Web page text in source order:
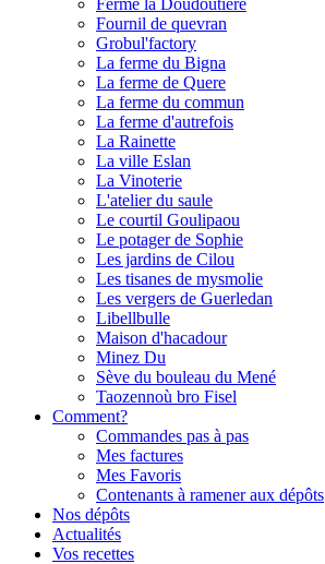
Ferme la Doudoutière
Fournil de quevran
Grobul'factory
La ferme du Bigna
La ferme de Quere
La ferme du commun
La ferme d'autrefois
La Rainette
La ville Eslan
La Vinoterie
L'atelier du saule
Le courtil Goulipaou
Le potager de Sophie
Les jardins de Cilou
Les tisanes de mysmolie
Les vergers de Guerledan
Libellbulle
Maison d'hacadour
Minez Du
Sève du bouleau du Mené
Taozennoù bro Fisel
Comment?
Commandes pas à pas
Mes factures
Mes Favoris
Contenants à ramener aux dépôts
Nos dépôts
Actualités
Vos recettes